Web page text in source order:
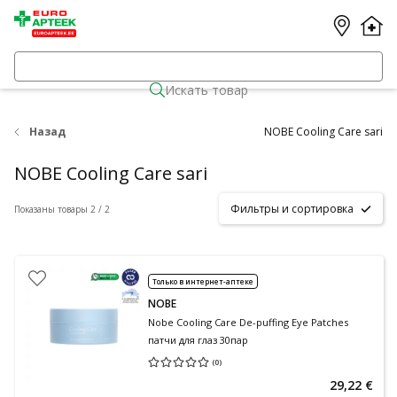
Искать товар
Назад NOBE Cooling Care sari
NOBE Cooling Care sari
Показаны товары 2 / 2 Фильтры и сортировка
Только в интернет-аптеке
NOBE
Nobe Cooling Care De-puffing Eye Patches
патчи для глаз 30пар
(0)
Средняя оценка 0.00
29,22 €